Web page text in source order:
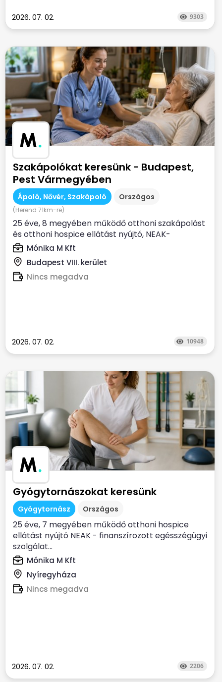
2026. 07. 02. 9303
M.
Szakápolókat keresünk - Budapest,
Pest Vármegyében
Ápoló, Nővér, Szakápoló Országos
(Herend 71km-re)
25 éve, 8 megyében működő otthoni szakápolást
és otthoni hospice ellátást nyújtó, NEAK-
finanszírozott...
Mónika M Kft
Budapest VIII. kerület
Nincs megadva
2026. 07. 02. 10948
M.
Gyógytornászokat keresünk
Gyógytornász Országos
25 éve, 7 megyében működő otthoni hospice
ellátást nyújtó NEAK - finanszírozott egésszégügyi
szolgálat...
Mónika M Kft
Nyíregyháza
Nincs megadva
2026. 07. 02. 2206